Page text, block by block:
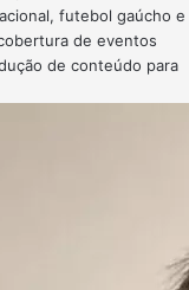
futebol gaúcho e
de eventos
de conteúdo para